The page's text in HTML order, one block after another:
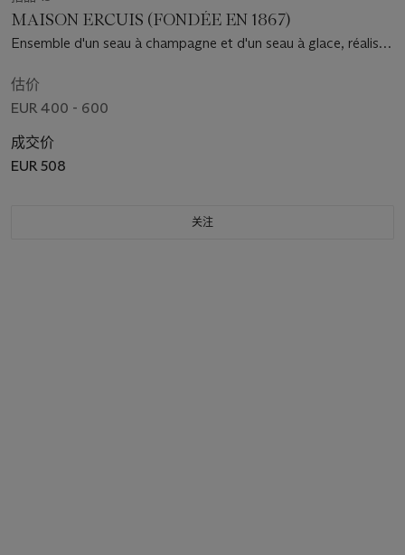
MAISON ERCUIS (FONDÉE EN 1867)
Ensemble d'un seau à champagne et d'un seau à glace, réalisés
估价
EUR 400 - 600
成交价
EUR 508
关注